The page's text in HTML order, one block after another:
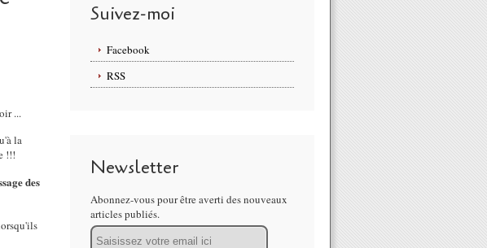
...
la
!!!
des
Suivez-moi
Facebook
RSS
Newsletter
Abonnez-vous pour être averti des nouveaux
articles publiés.
Email